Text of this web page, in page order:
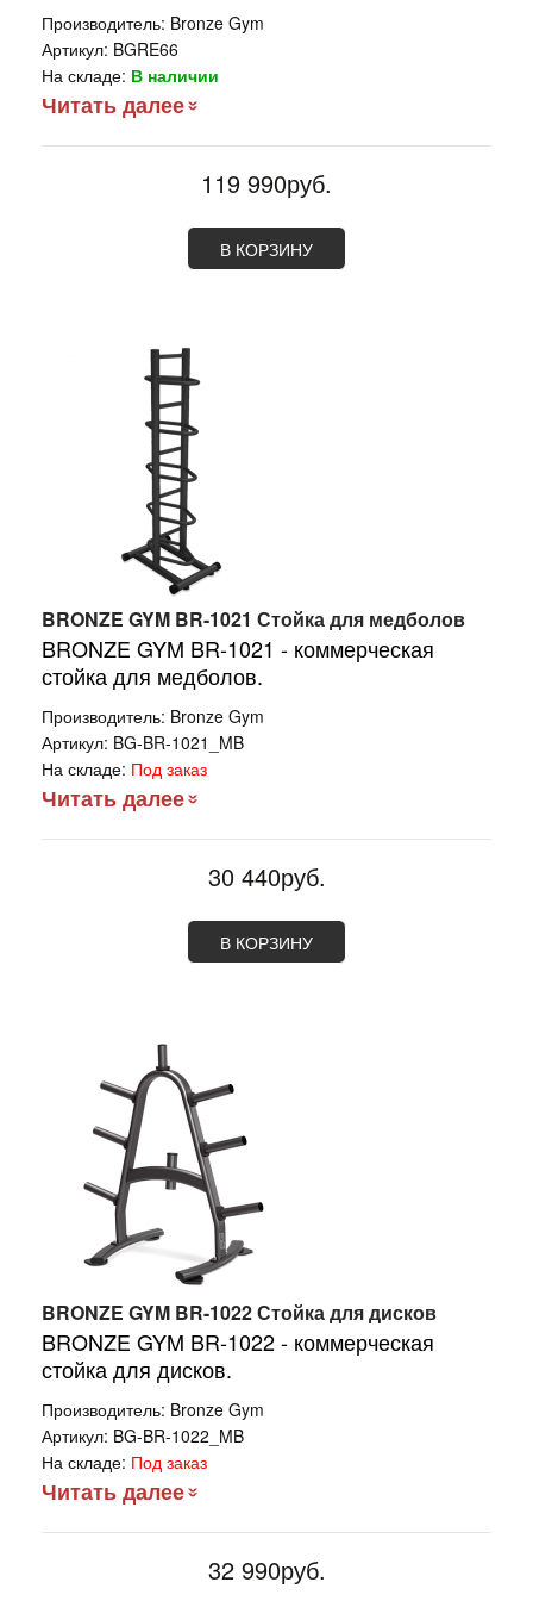
Производитель: Bronze Gym
Артикул: BGRE66
На складе: В наличии
Читать далее
119 990руб.
В КОРЗИНУ
BRONZE GYM BR-1021 Стойка для медболов
BRONZE GYM BR-1021 - коммерческая
стойка для медболов.
Производитель: Bronze Gym
Артикул: BG-BR-1021_MB
На складе: Под заказ
Читать далее
30 440руб.
В КОРЗИНУ
BRONZE GYM BR-1022 Стойка для дисков
BRONZE GYM BR-1022 - коммерческая
стойка для дисков.
Производитель: Bronze Gym
Артикул: BG-BR-1022_MB
На складе: Под заказ
Читать далее
32 990руб.